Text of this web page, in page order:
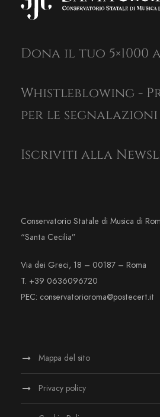
Dona il tuo 5×1000
Whistleblowing -
per le
Iscriviti alla
Conservatorio Statale di Musica di
“Santa Cecilia”
Via dei Greci, 18 – 00187 – Roma
T. +39 0636096720
PEC: conservatorioroma@postecert.it
Mappa del sito
Privacy policy